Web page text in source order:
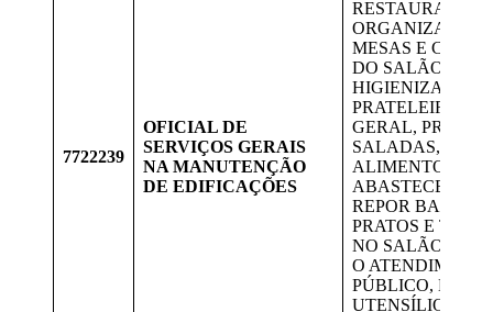
7722239
OFICIAL DE
SERVIÇOS GERAIS
NA MANUTENÇÃO
DE EDIFICAÇÕES
RESTAURANTE,
ORGANIZAR AS
MESAS E
DO SALÃO,
HIGIENIZAR AS
PRATELEIRAS
GERAL,
SALADAS,
ALIMENTOS,
ABASTECER
REPOR
PRATOS E
NO SALÃO
O
PÚBLICO,
UTENSÍLIOS NA